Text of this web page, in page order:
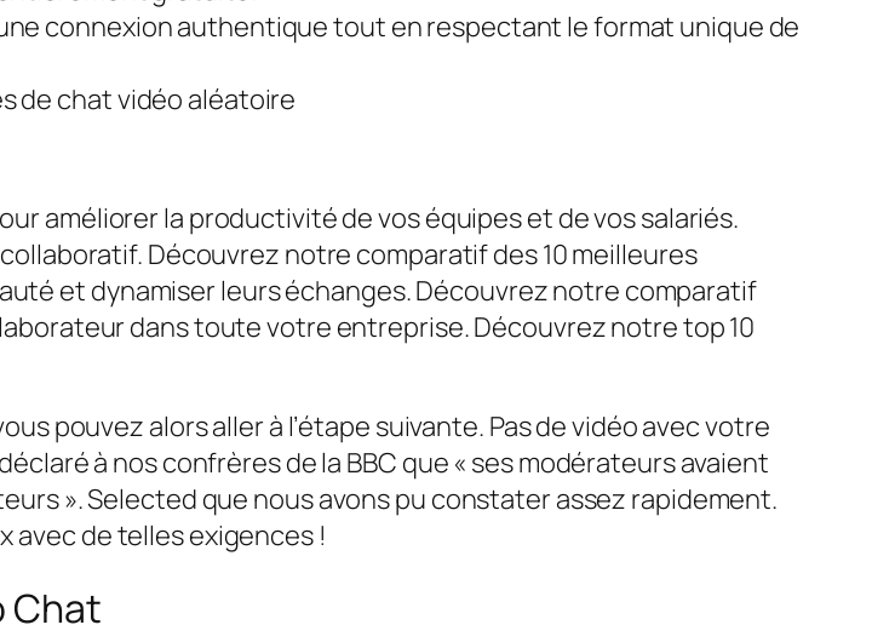
connexion authentique tout en respectant le format unique de
de chat vidéo aléatoire
améliorer la productivité de vos équipes et de vos salariés.
Découvrez notre comparatif des 10 meilleures
et dynamiser leurs échanges. Découvrez notre comparatif
dans toute votre entreprise. Découvrez notre top 10
pouvez alors aller à l’étape suivante. Pas de vidéo avec votre
à nos confrères de la BBC que « ses modérateurs avaient
». Selected que nous avons pu constater assez rapidement.
avec de telles exigences !
Chat